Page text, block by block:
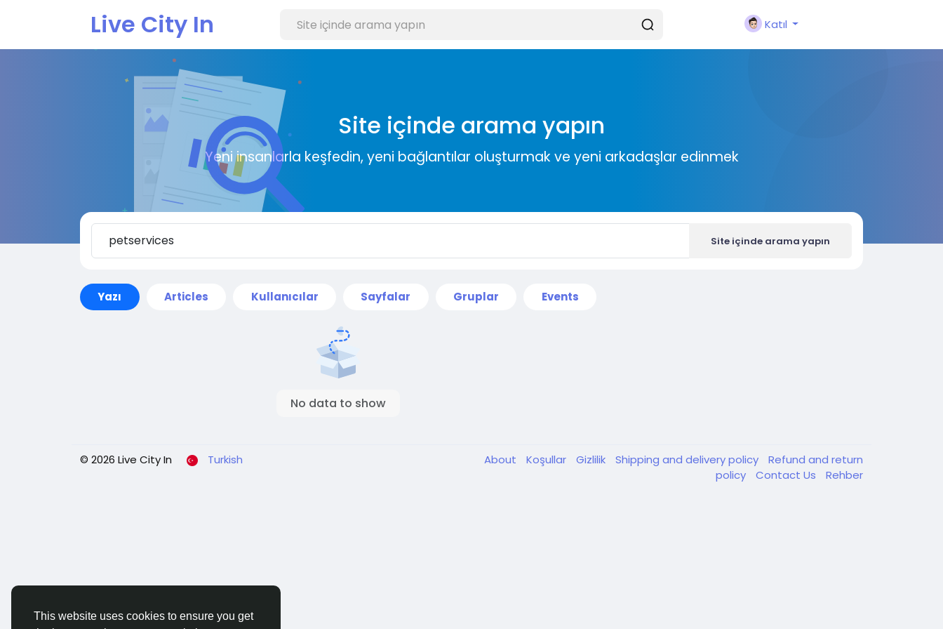
This website uses cookies to ensure you get
Live City In Katıl
Site içinde arama yapın
Yeni insanlarla keşfedin, yeni bağlantılar oluşturmak ve yeni arkadaşlar edinmek
Site içinde arama yapın
Yazı Articles Kullanıcılar Sayfalar Gruplar Events
No data to show
© 2026 Live City In Turkish About Koşullar Gizlilik Shipping and delivery policy
Refund and return
policy
Contact Us Rehber